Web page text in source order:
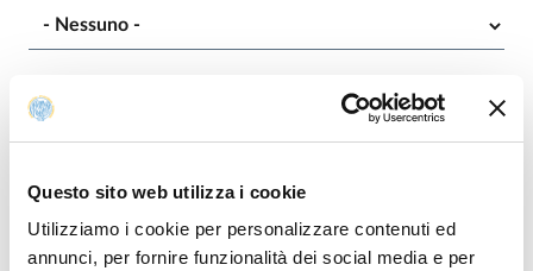
Questo sito web utilizza i cookie
Utilizziamo i cookie per personalizzare contenuti ed
annunci, per fornire funzionalità dei social media e per
Quantità articolo 3